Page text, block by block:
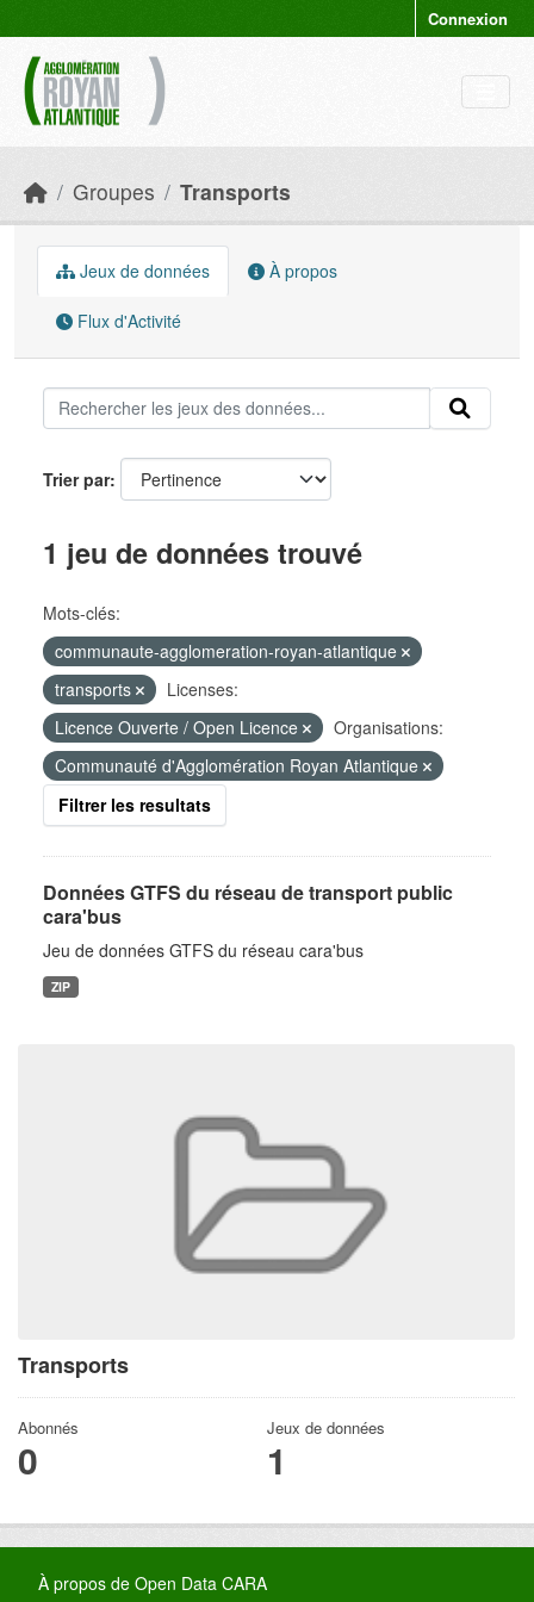
Connexion
Groupes Transports
Transports
Abonnés
0
Jeux de données
1
Jeux de données À propos
Flux d'Activité
Trier par
1 jeu de données trouvé
Mots-clés:
communaute-agglomeration-royan-atlantique
transports
Licenses:
Licence Ouverte / Open Licence
Organisations:
Communauté d'Agglomération Royan Atlantique
Filtrer les resultats
Données GTFS du réseau de transport public
cara'bus
Jeu de données GTFS du réseau cara'bus
ZIP
À propos de Open Data CARA